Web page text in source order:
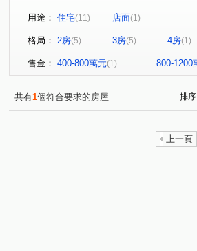
利程建設和平西路案
南園二路
領航北路四段(1)
和平西路一段(1) 領航南路三段
莊敬三街(1) 永泰路(1)
用途： 住宅(11) 店面(1)
格局： 2房(5) 3房(5) 4房(1)
售金： 400-800萬元(1) 800-1200
共有1個符合要求的房屋 排序
上一頁